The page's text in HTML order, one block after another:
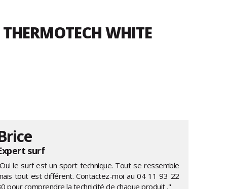
WHITE
surf
le surf est un sport technique. Tout se ressemble
tout est différent. Contactez-moi au04 11 93 22
pour comprendre la technicité de chaque produit ."